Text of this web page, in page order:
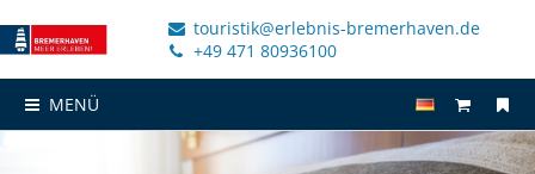
touristik@erlebnis-bremerhaven.de
+49 471 80936100
MENÜ